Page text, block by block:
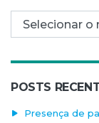
Arquivo mensal
POSTS
Presença de